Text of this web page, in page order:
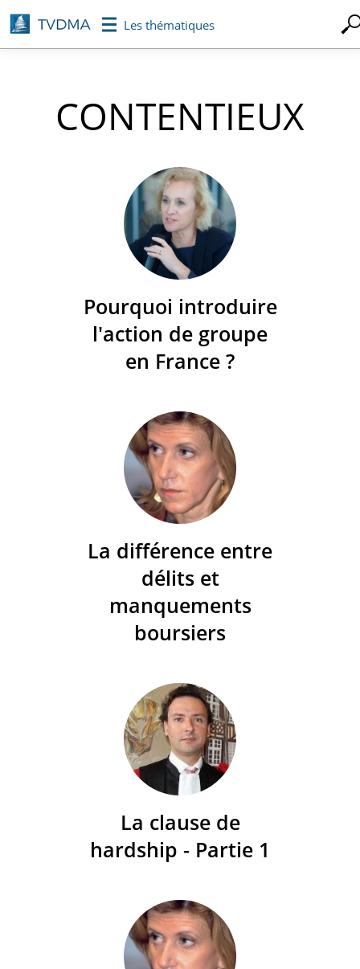
Aller
au
contenu
Les thématiques
CONTENTIEUX
Pourquoi introduire
l'action de groupe
en France ?
La différence entre
délits et
manquements
boursiers
La clause de
hardship - Partie 1